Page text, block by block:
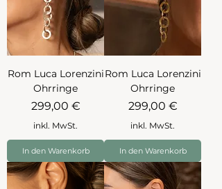
Rom Luca Lorenzini
Ohrringe
Preis
299,00 €
inkl. MwSt.
In den Warenkorb
Rom Luca Lorenzini
Ohrringe
Preis
299,00 €
inkl. MwSt.
In den Warenkorb